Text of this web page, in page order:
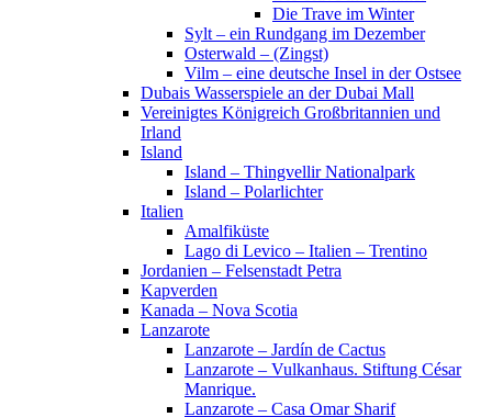
Die Trave im Winter
Sylt – ein Rundgang im Dezember
Osterwald – (Zingst)
Vilm – eine deutsche Insel in der Ostsee
Dubais Wasserspiele an der Dubai Mall
Vereinigtes Königreich Großbritannien und
Irland
Island
Island – Thingvellir Nationalpark
Island – Polarlichter
Italien
Amalfiküste
Lago di Levico – Italien – Trentino
Jordanien – Felsenstadt Petra
Kapverden
Kanada – Nova Scotia
Lanzarote
Lanzarote – Jardín de Cactus
Lanzarote – Vulkanhaus. Stiftung César
Manrique.
Lanzarote – Casa Omar Sharif